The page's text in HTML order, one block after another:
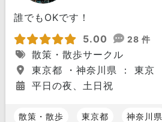
誰でもOKです！
5.00
28 件
散策・散歩サークル
東京都 ・神奈川県 ： 東京
平日の夜、土日祝
散策・散歩 東京都 神奈川県